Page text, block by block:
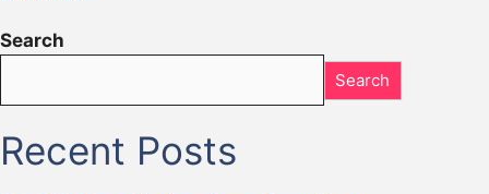
Search
Search
Recent Posts